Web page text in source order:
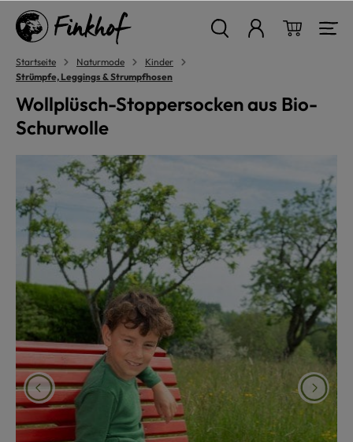
springen
Startseite Naturmode
Kinder
Strümpfe, Leggings & Strumpfhosen
Wollplüsch-Stoppersocken aus Bio-
Schurwolle
Bildergalerie überspringen